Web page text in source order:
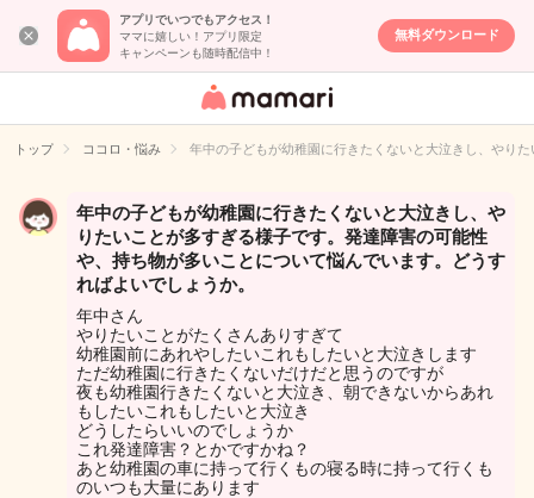
アプリでいつでもアクセス！
ママに嬉しい！アプリ限定
キャンペーンも随時配信中！
無料ダウンロード
女性専用匿名QA
イト
トップ ココロ・悩み 年中の子どもが幼稚園に行きたくないと大泣きし、やり
年中の子どもが幼稚園に行きたくないと大泣きし、や
りたいことが多すぎる様子です。発達障害の可能性
や、持ち物が多いことについて悩んでいます。どうす
ればよいでしょうか。
年中さん
やりたいことがたくさんありすぎて
幼稚園前にあれやしたいこれもしたいと大泣きします
ただ幼稚園に行きたくないだけだと思うのですが
夜も幼稚園行きたくないと大泣き、朝できないからあれ
もしたいこれもしたいと大泣き
どうしたらいいのでしょうか
これ発達障害？とかですかね？
あと幼稚園の車に持って行くもの寝る時に持って行くも
のいつも大量にあります